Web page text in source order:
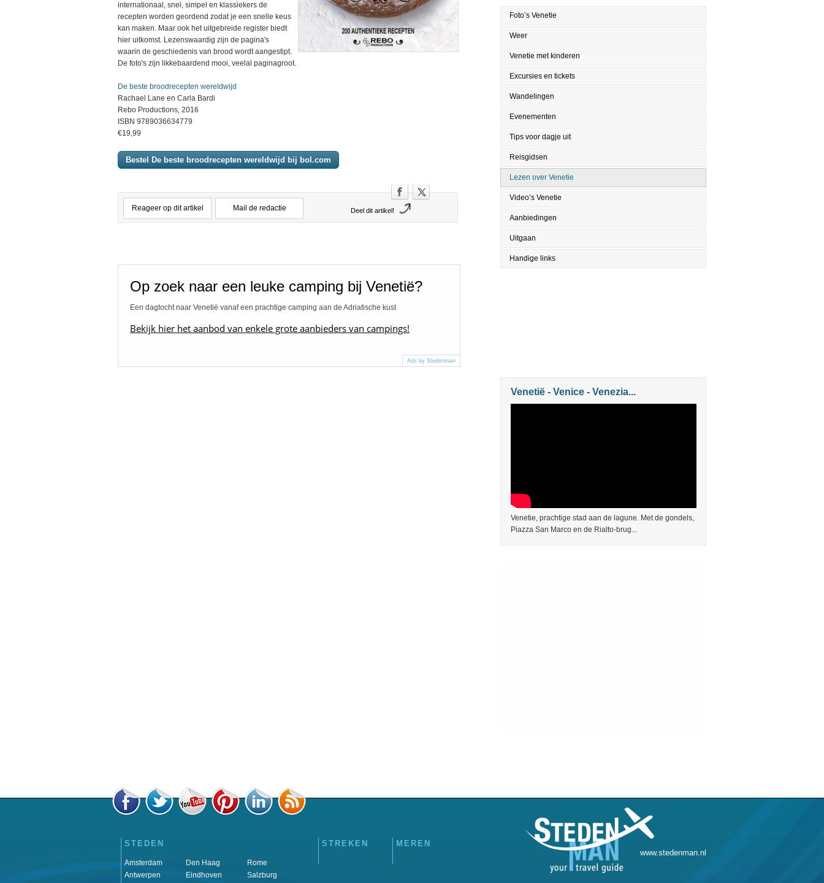
internationaal, snel, simpel en klassiekers de
recepten worden geordend zodat je een snelle keus
kan maken. Maar ook het uitgebreide register biedt
hier uitkomst. Lezenswaardig zijn de pagina's
waarin de geschiedenis van brood wordt aangestipt.
De foto's zijn likkebaardend mooi, veelal paginagroot.
De beste broodrecepten wereldwijd
Rachael Lane en Carla Bardi
Rebo Productions, 2016
ISBN 9789036634779
€19,99
Bestel De beste broodrecepten wereldwijd bij bol.com
Reageer op dit artikel Mail de redactie Deel dit artikel!
Op zoek naar een leuke camping bij Venetië?
Een dagtocht naar Venetië vanaf een prachtige camping aan de Adriatische kust
Bekijk hier het aanbod van enkele grote aanbieders van campings!
Ads by Stedenman
Foto’s Venetie
Weer
Venetie met kinderen
Excursies en tickets
Wandelingen
Evenementen
Tips voor dagje uit
Reisgidsen
Lezen over Venetie
Video’s Venetie
Aanbiedingen
Uitgaan
Handige links
Venetië - Venice - Venezia...
Venetie, prachtige stad aan de lagune. Met de gondels,
Piazza San Marco en de Rialto-brug...
STEDEN
Amsterdam
Antwerpen
Den Haag
Eindhoven
Rome
Salzburg
STREKEN
MEREN
www.stedenman.nl